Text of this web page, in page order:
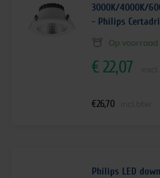
3000K/4000K/
- Philips
Op voorraad
€22,07
€26,70
Philips LED